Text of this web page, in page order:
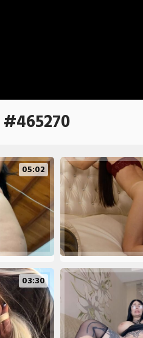
05:02
03:30